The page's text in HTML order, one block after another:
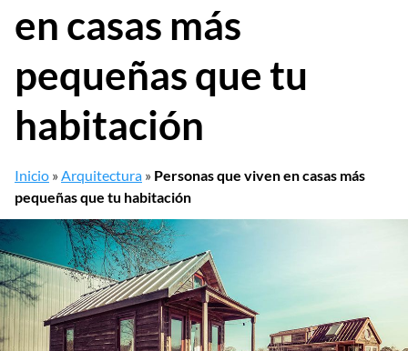
en casas más
pequeñas que tu
habitación
Inicio »Arquitectura » Personas que viven en casas más
pequeñas que tu habitación